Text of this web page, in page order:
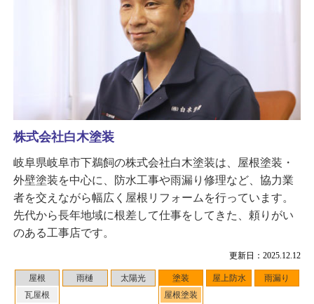
更新日：2025.12.12
屋根
瓦屋根
雨樋 太陽光
塗装
屋根塗装
屋上防水 雨漏り
株式会社白木塗装
岐阜県岐阜市下鵜飼の株式会社白木塗装は、屋根塗装・
外壁塗装を中心に、防水工事や雨漏り修理など、協力業
者を交えながら幅広く屋根リフォームを行っています。
先代から長年地域に根差して仕事をしてきた、頼りがい
のある工事店です。